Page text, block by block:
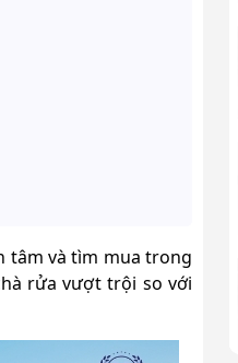
tâm và tìm mua trong
rửa vượt trội so với